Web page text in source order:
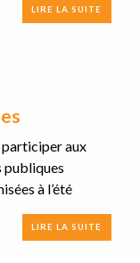
LIRE LA SUITE
participer aux
publiques
à l’été
LIRE LA SUITE